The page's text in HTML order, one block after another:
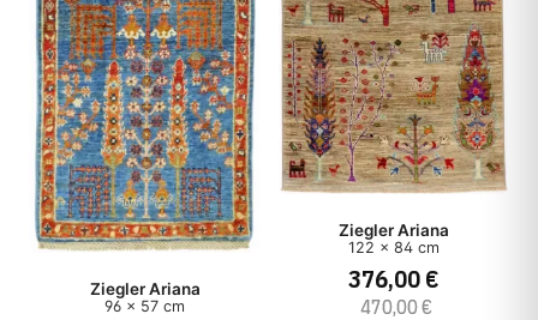
Ziegler Ariana
96 x 57 cm
Ziegler Ariana
122 x 84 cm
376,00 €
470,00 €